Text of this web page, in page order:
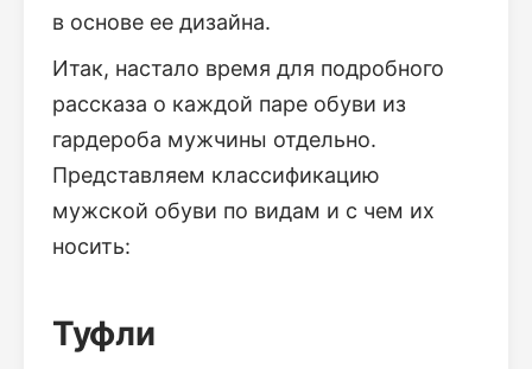
в основе ее дизайна.
Итак, настало время для подробного
рассказа о каждой паре обуви из
гардероба мужчины отдельно.
Представляем классификацию
мужской обуви по видам и с чем их
носить:
Туфли